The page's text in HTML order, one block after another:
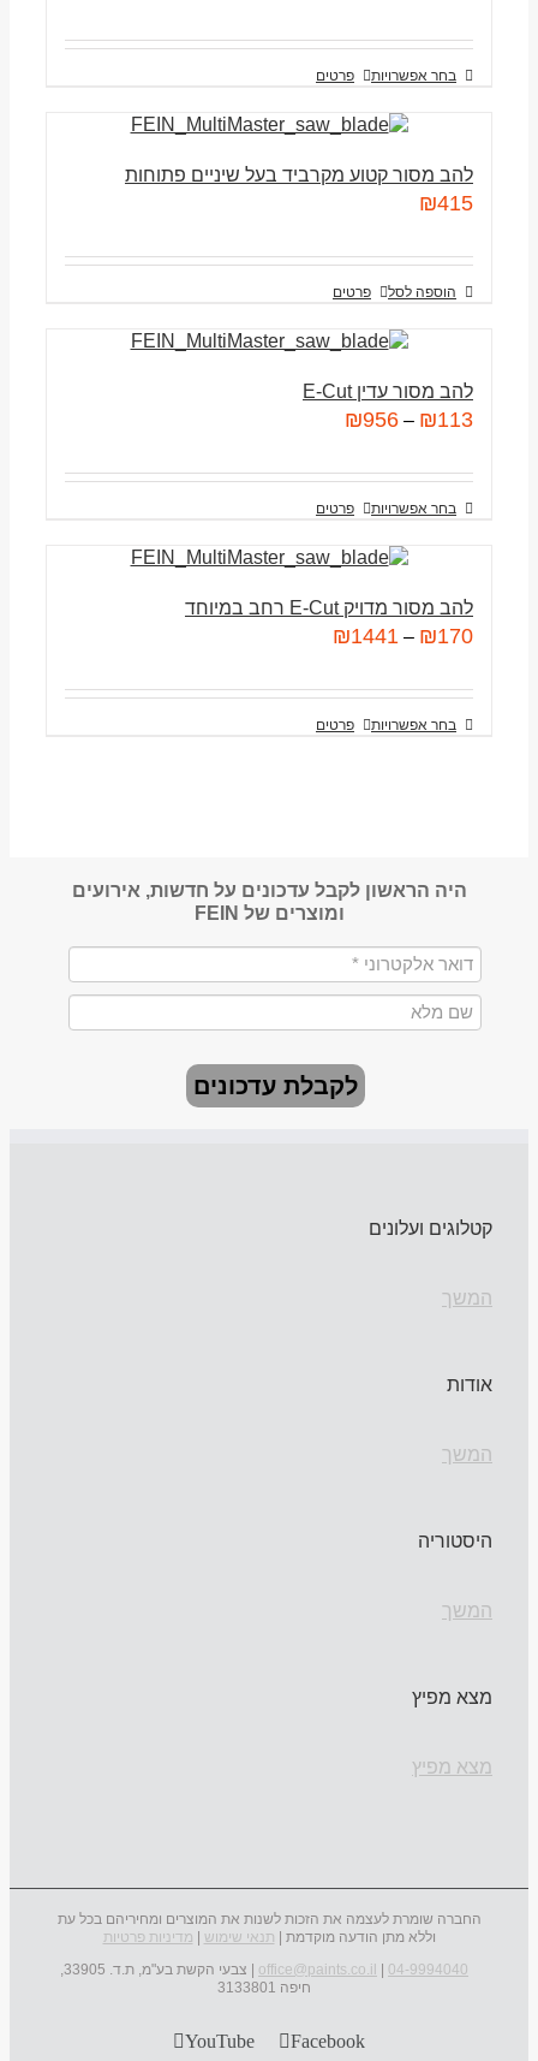
בחר אפשרויות פרטים
להב מסור קטוע מקרביד בעל שיניים פתוחות
₪415
הוספה לסל פרטים
להב מסור עדין E-Cut
₪113
–
₪956
בחר אפשרויות פרטים
להב מסור מדויק E-Cut רחב במיוחד
₪170
–
₪1441
בחר אפשרויות פרטים
היה הראשון לקבל עדכונים על חדשות, אירועים
ומוצרים של FEIN
לקבלת עדכונים
קטלוגים ועלונים
המשך
אודות
המשך
היסטוריה
המשך
מצא מפיץ
מצא מפיץ
החברה שומרת לעצמה את הזכות לשנות את המוצרים ומחיריהם בכל עת
וללא מתן הודעה מוקדמת | תנאי שימוש
מדיניות פרטיות
04-9994040
office@paints.co.il
| צבעי הקשת בע"מ, ת.ד. 33905,
חיפה 3133801
Facebook
YouTube